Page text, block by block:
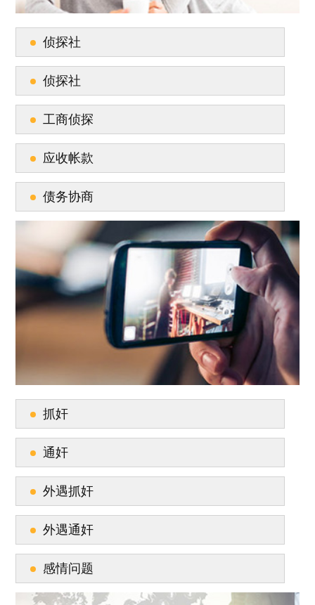
侦探社
侦探社
工商侦探
应收帐款
债务协商
抓奸
通奸
外遇抓奸
外遇通奸
感情问题